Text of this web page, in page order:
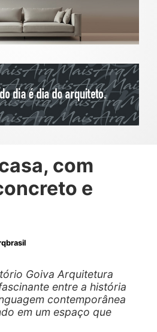
com
e
Goiva Arquitetura
entre a história
contemporânea
em um espaço que